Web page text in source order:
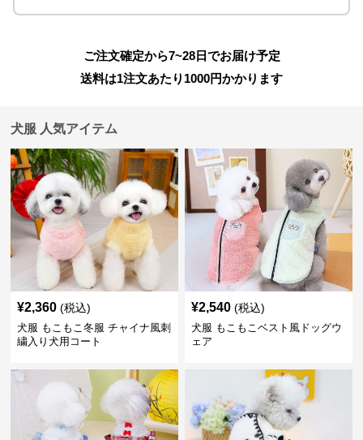
ご注文確定から7~28日でお届け予定
送料は1注文あたり 1000円かかります
犬服 人気アイテム
¥2,360 (税込)
犬服 もこもこ冬服 チャイナ風刺
繍入り犬用コート
¥2,540 (税込)
犬服 もこもこベスト風ドッグウ
ェア